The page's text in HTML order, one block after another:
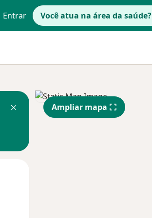
Entrar Você atua na área da saúde?
Ampliar mapa